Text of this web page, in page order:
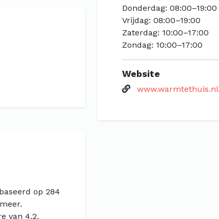
op 284
van 4.2.
Donderdag: 08:00–19:00
Vrijdag: 08:00–19:00
Zaterdag: 10:00–17:00
Zondag: 10:00–17:00
Website
www.warmtethuis.nl